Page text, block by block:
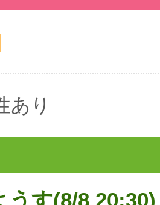
あり
うす(8/8 20:30)